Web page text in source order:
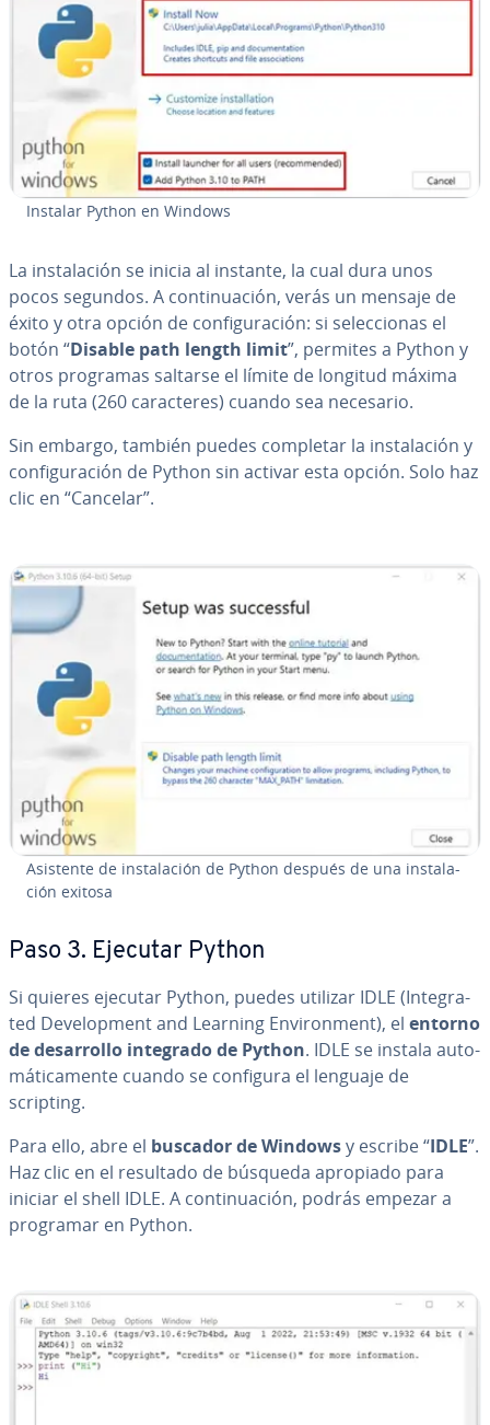
Instalar Python en Windows
La in­s­ta­la­ción se inicia al instante, la cual dura unos
pocos segundos. A co­n­ti­nua­ción, verás un mensaje de
éxito y otra opción de co­n­fi­gu­ra­ción: si se­le­c­cio­nas el
botón “Disable path length limit”, permites a Python y
otros programas saltarse el límite de longitud máxima
de la ruta (260 ca­ra­c­te­res) cuando sea necesario.
Sin embargo, también puedes completar la in­s­ta­la­ción y
co­n­fi­gu­ra­ción de Python sin activar esta opción. Solo haz
clic en “Cancelar”.
Asistente de in­s­ta­la­ción de Python después de una in­s­ta­la­
ción exitosa
Paso 3. Ejecutar Python
Si quieres ejecutar Python, puedes utilizar IDLE (In­te­gra­
ted De­ve­lo­p­me­nt and Learning En­vi­ro­n­me­nt), el entorno
de de­sa­rro­llo integrado de Python. IDLE se instala au­to­
má­ti­ca­me­n­te cuando se configura el lenguaje de
scripting.
Para ello, abre el buscador de Windowsy escribe “IDLE”.
Haz clic en el resultado de búsqueda apropiado para
iniciar el shell IDLE. A co­n­ti­nua­ción, podrás empezar a
programar en Python.